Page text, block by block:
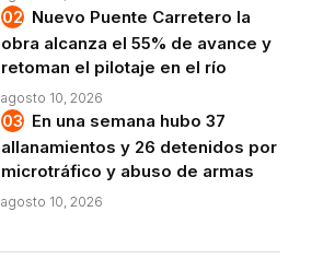
Nuevo Puente Carretero la
obra alcanza el 55% de avance y
retoman el pilotaje en el río
agosto 10, 2026
En una semana hubo 37
allanamientos y 26 detenidos por
microtráfico y abuso de armas
agosto 10, 2026